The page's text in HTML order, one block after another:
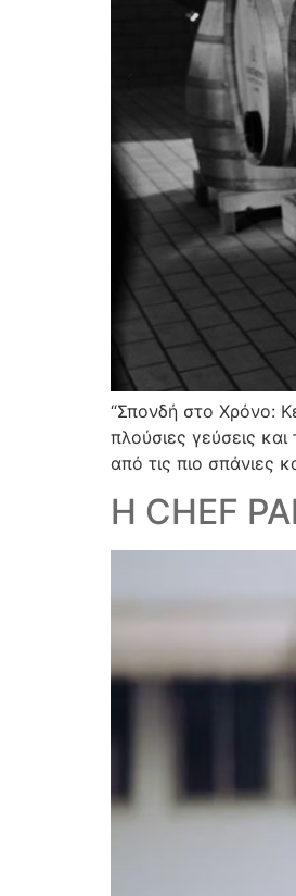
“Σπονδή στο Χρόνο:
πλούσιες γεύσεις
από τις πιο σπάνιες
Η CHEF